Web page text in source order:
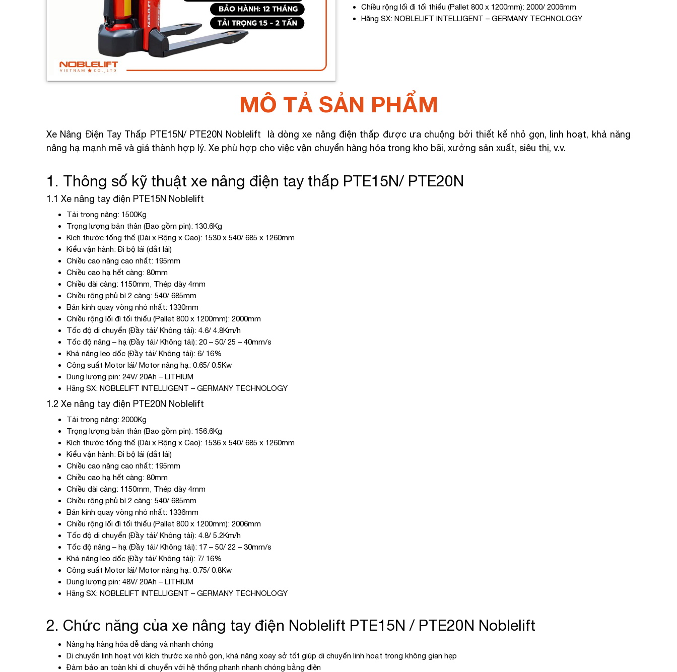
Chiều rộng lối đi tối thiểu (Pallet 800 x 1200mm): 2000/ 2006mm
Hãng SX: NOBLELIFT INTELLIGENT – GERMANY TECHNOLOGY
MÔ TẢ SẢN PHẨM
Xe Nâng Điện Tay Thấp PTE15N/ PTE20N Noblelift là dòng xe nâng điện thấp được ưa chuộng bởi thiết kế nhỏ gọn, linh hoạt, khả năng
nâng hạ mạnh mẽ và giá thành hợp lý. Xe phù hợp cho việc vận chuyển hàng hóa trong kho bãi, xưởng sản xuất, siêu thị, v.v.
1. Thông số kỹ thuật xe nâng điện tay thấp PTE15N/ PTE20N
1.1 Xe nâng tay điện PTE15N Noblelift
Tải trọng nâng: 1500Kg
Trọng lượng bản thân (Bao gồm pin): 130.6Kg
Kích thước tổng thể (Dài x Rộng x Cao): 1530 x 540/ 685 x 1260mm
Kiểu vận hành: Đi bộ lái (dắt lái)
Chiều cao nâng cao nhất: 195mm
Chiều cao hạ hết càng: 80mm
Chiều dài càng: 1150mm, Thép dày 4mm
Chiều rộng phủ bì 2 càng: 540/ 685mm
Bán kính quay vòng nhỏ nhất: 1330mm
Chiều rộng lối đi tối thiểu (Pallet 800 x 1200mm): 2000mm
Tốc độ di chuyển (Đầy tải/ Không tải): 4.6/ 4.8Km/h
Tốc độ nâng – hạ (Đầy tải/ Không tải): 20 – 50/ 25 – 40mm/s
Khả năng leo dốc (Đầy tải/ Không tải): 6/ 16%
Công suất Motor lái/ Motor nâng hạ: 0.65/ 0.5Kw
Dung lượng pin: 24V/ 20Ah – LITHIUM
Hãng SX: NOBLELIFT INTELLIGENT – GERMANY TECHNOLOGY
1.2 Xe nâng tay điện PTE20N Noblelift
Tải trọng nâng: 2000Kg
Trọng lượng bản thân (Bao gồm pin): 156.6Kg
Kích thước tổng thể (Dài x Rộng x Cao): 1536 x 540/ 685 x 1260mm
Kiểu vận hành: Đi bộ lái (dắt lái)
Chiều cao nâng cao nhất: 195mm
Chiều cao hạ hết càng: 80mm
Chiều dài càng: 1150mm, Thép dày 4mm
Chiều rộng phủ bì 2 càng: 540/ 685mm
Bán kính quay vòng nhỏ nhất: 1336mm
Chiều rộng lối đi tối thiểu (Pallet 800 x 1200mm): 2006mm
Tốc độ di chuyển (Đầy tải/ Không tải): 4.8/ 5.2Km/h
Tốc độ nâng – hạ (Đầy tải/ Không tải): 17 – 50/ 22 – 30mm/s
Khả năng leo dốc (Đầy tải/ Không tải): 7/ 16%
Công suất Motor lái/ Motor nâng hạ: 0.75/ 0.8Kw
Dung lượng pin: 48V/ 20Ah – LITHIUM
Hãng SX: NOBLELIFT INTELLIGENT – GERMANY TECHNOLOGY
2. Chức năng của xe nâng tay điện Noblelift PTE15N / PTE20N Noblelift
Nâng hạ hàng hóa dễ dàng và nhanh chóng
Di chuyển linh hoạt với kích thước xe nhỏ gọn, khả năng xoay sở tốt giúp di chuyển linh hoạt trong không gian hẹp
Đảm bảo an toàn khi di chuyển với hệ thống phanh nhanh chóng bằng điện